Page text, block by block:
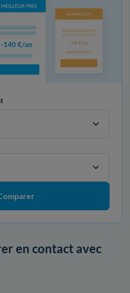
en contact avec